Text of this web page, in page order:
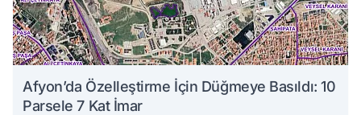
Afyon’da Özelleştirme İçin Düğmeye Basıldı: 10
Parsele 7 Kat İmar